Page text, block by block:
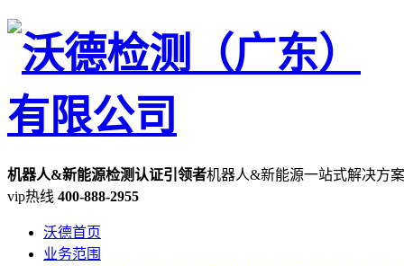
机器人&新能源检测认证引领者机器人&新能源一站式解决方
vip热线 400-888-2955
沃德首页
业务范围